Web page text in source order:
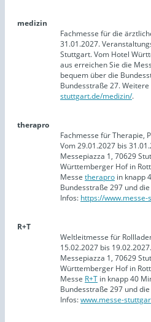
medizin
Fachmesse für die
31.01.2027.
Stuttgart. Vom Hotel
aus erreichen Sie die
bequem über die
Bundesstraße 27. Weitere
stuttgart.de/medizin/.
therapro
Fachmesse für Therapie,
Vom 29.01.2027 bis
Messepiazza 1, 70629
Württemberger Hof in
Messe therapro in knapp
Bundesstraße 297 und
Infos: https://
R+T
Weltleitmesse für
15.02.2027 bis
Messepiazza 1, 70629
Württemberger Hof in
Messe R+T in knapp 40
Bundesstraße 297 und
Infos:www.messe-